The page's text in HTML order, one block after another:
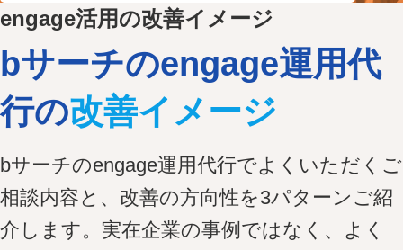
engage活用の改善イメージ
bサーチのengage運用代
行の改善イメージ
bサーチのengage運用代行でよくいただくご
相談内容と、改善の方向性を3パターンご紹
介します。実在企業の事例ではなく、よく